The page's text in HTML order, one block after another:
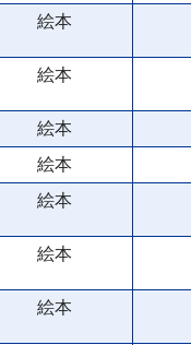
絵本
絵本
絵本
絵本
絵本
絵本
絵本